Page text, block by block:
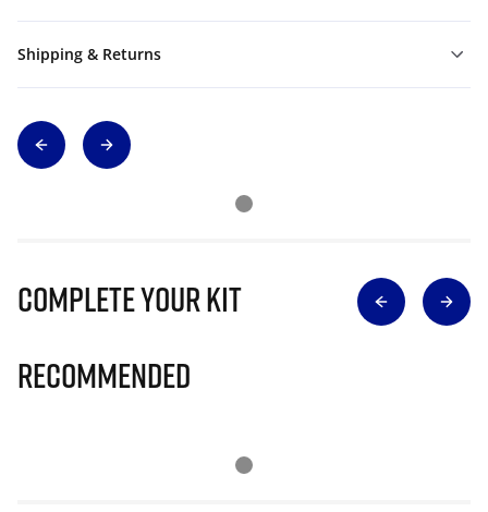
Shipping & Returns
Complete Your Kit
Recommended